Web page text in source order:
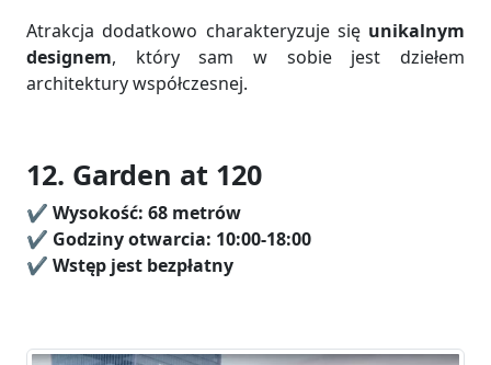
Atrakcja dodatkowo charakteryzuje się unikalnym
designem, który sam w sobie jest dziełem
architektury współczesnej.
12. Garden at 120
✔️ Wysokość: 68 metrów
✔️ Godziny otwarcia: 10:00-18:00
✔️ Wstęp jest bezpłatny